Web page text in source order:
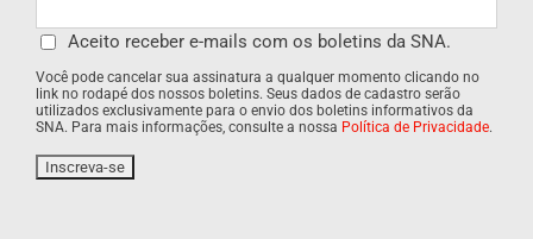
Aceito receber e-mails com os boletins da SNA.
Você pode cancelar sua assinatura a qualquer momento clicando no
link no rodapé dos nossos boletins. Seus dados de cadastro serão
utilizados exclusivamente para o envio dos boletins informativos da
SNA. Para mais informações, consulte a nossa Política de Privacidade.